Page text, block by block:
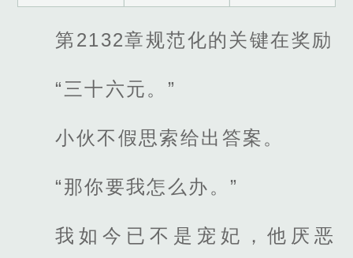
第2132章规范化的关键在奖励
“三十六元。”
小伙不假思索给出答案。
“那你要我怎么办。”
我如今已不是宠妃，他厌恶